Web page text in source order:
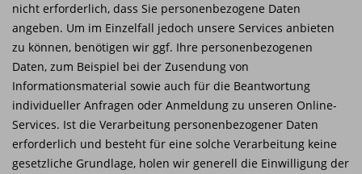
nicht erforderlich, dass Sie personenbezogene Daten
angeben. Um im Einzelfall jedoch unsere Services anbieten
zu können, benötigen wir ggf. Ihre personenbezogenen
Daten, zum Beispiel bei der Zusendung von
Informationsmaterial sowie auch für die Beantwortung
individueller Anfragen oder Anmeldung zu unseren Online-
Services. Ist die Verarbeitung personenbezogener Daten
erforderlich und besteht für eine solche Verarbeitung keine
gesetzliche Grundlage, holen wir generell die Einwilligung der